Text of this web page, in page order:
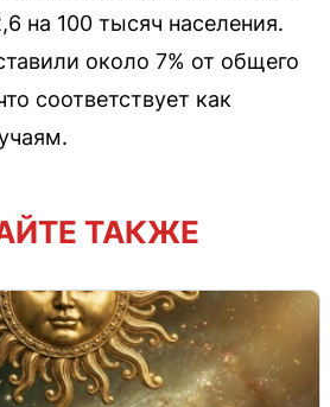
на 100 тысяч населения.
около 7% от общего
соответствует как
ТАКЖЕ